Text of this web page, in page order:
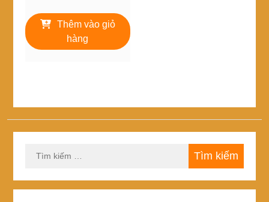
là:
250,000₫.
tại
150,000₫.
Thêm vào giỏ
hàng
kiếm